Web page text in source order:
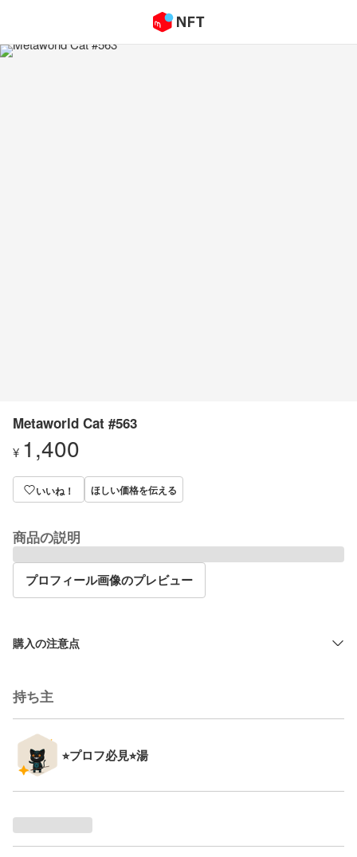
Metaworld Cat #563
¥ 1,400
いいね！ ほしい価格を伝える
商品の説明
プロフィール画像のプレビュー
購入の注意点
持ち主
⭐︎プロフ必見⭐︎湯